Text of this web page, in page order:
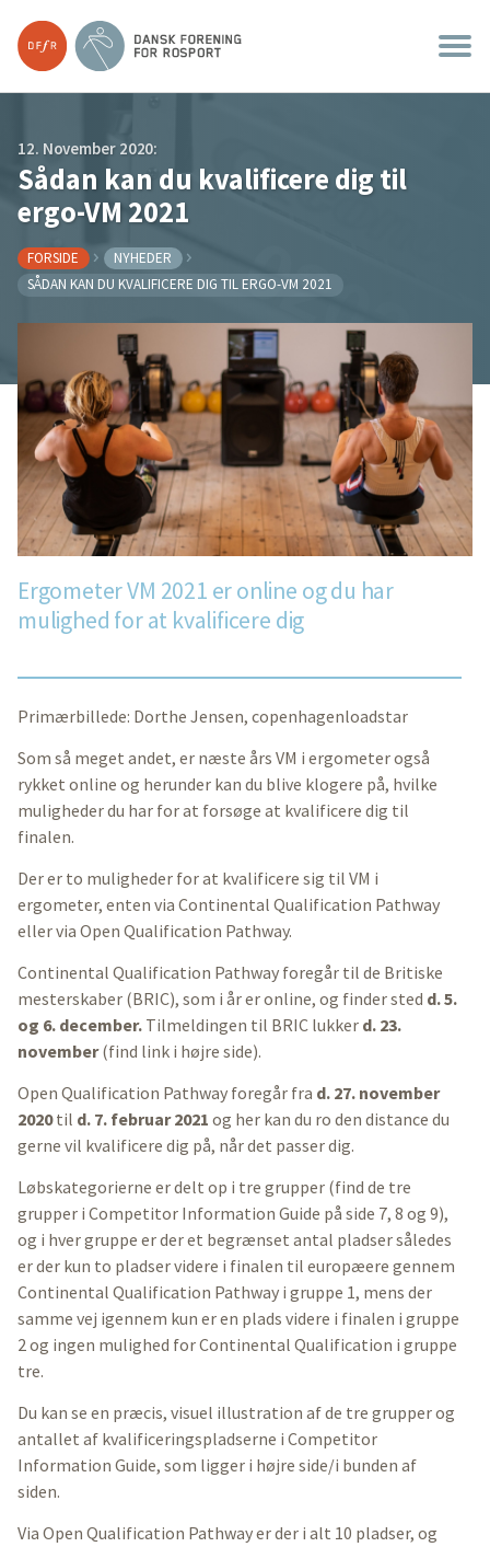
12. November 2020:
Sådan kan du kvalificere dig til
ergo-VM 2021
FORSIDE
NYHEDER
SÅDAN KAN DU KVALIFICERE DIG TIL ERGO-VM 2021
Ergometer VM 2021 er online og du har
mulighed for at kvalificere dig
Primærbillede: Dorthe Jensen, copenhagenloadstar
Som så meget andet, er næste års VM i ergometer også
rykket online og herunder kan du blive klogere på, hvilke
muligheder du har for at forsøge at kvalificere dig til
finalen.
Der er to muligheder for at kvalificere sig til VM i
ergometer, enten via Continental Qualification Pathway
eller via Open Qualification Pathway.
Continental Qualification Pathway foregår til de Britiske
mesterskaber (BRIC), som i år er online, og finder sted d. 5.
og 6. december. Tilmeldingen til BRIC lukker d. 23.
november(find link i højre side).
Open Qualification Pathway foregår fra d. 27. november
2020til d. 7. februar 2021 og her kan du ro den distance du
gerne vil kvalificere dig på, når det passer dig.
Løbskategorierne er delt op i tre grupper (find de tre
grupper i Competitor Information Guide på side 7, 8 og 9),
og i hver gruppe er der et begrænset antal pladser således
er der kun to pladser videre i finalen til europæere gennem
Continental Qualification Pathway i gruppe 1, mens der
samme vej igennem kun er en plads videre i finalen i gruppe
2 og ingen mulighed for Continental Qualification i gruppe
tre.
Du kan se en præcis, visuel illustration af de tre grupper og
antallet af kvalificeringspladserne i Competitor
Information Guide, som ligger i højre side/i bunden af
siden.
Via Open Qualification Pathway er der i alt 10 pladser, og